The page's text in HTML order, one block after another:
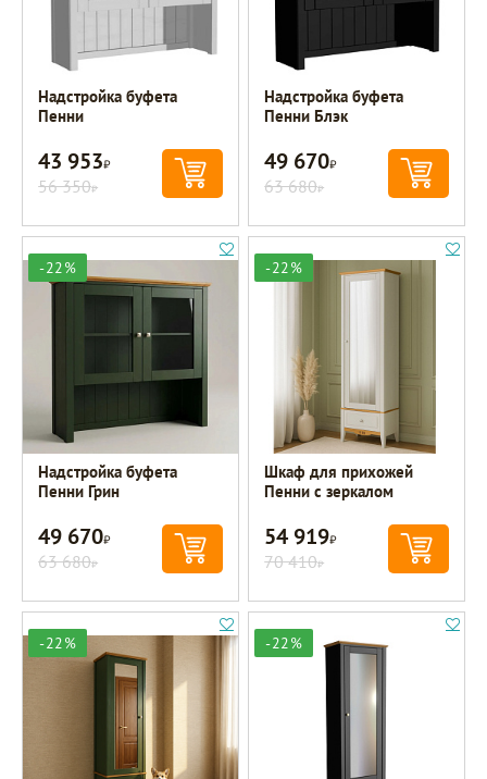
Надстройка буфета
Пенни
43 953Р
56 350Р
Надстройка буфета
Пенни Блэк
49 670Р
63 680Р
-22%
Надстройка буфета
Пенни Грин
49 670Р
63 680Р
-22%
Шкаф для прихожей
Пенни с зеркалом
54 919Р
70 410Р
-22% -22%